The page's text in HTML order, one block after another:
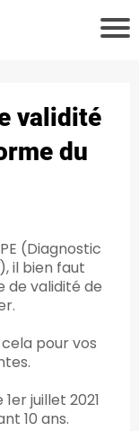
validité
du
(Diagnostic
il bien faut
de validité de
pour vos
juillet 2021
10 ans.